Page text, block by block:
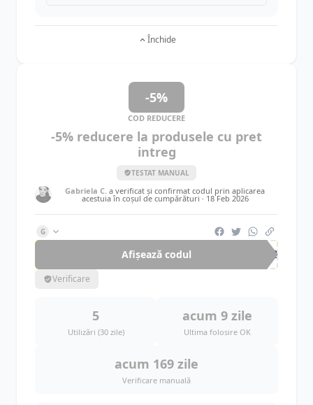
Închide
-5%
COD REDUCERE
-5% reducere la produsele cu pret
intreg
TESTAT MANUAL
Gabriela C. a verificat și confirmat codul prin aplicarea
acestuia în coșul de cumpărături · 18 Feb 2026
G
Afișează codul 202
Verificare
5
Utilizări (30 zile)
acum 9 zile
Ultima folosire OK
acum 169 zile
Verificare manuală